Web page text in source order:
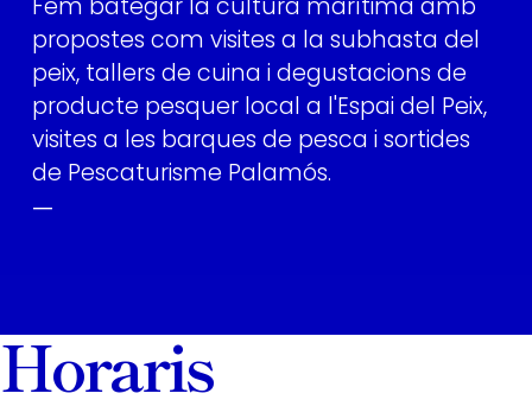
propostes com visites a la subhasta del
peix, tallers de cuina i degustacions de
producte pesquer local a l'Espai del Peix,
visites a les barques de pesca i sortides
de Pescaturisme Palamós.
—
Horaris